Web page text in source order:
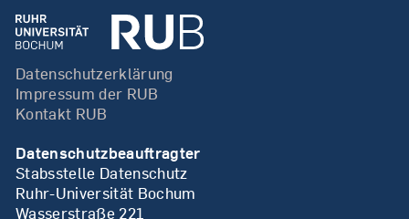
Datenschutzerklärung
Impressum der RUB
Kontakt RUB
Datenschutzbeauftragter
Stabsstelle Datenschutz
Ruhr-Universität Bochum
Wasserstraße 221